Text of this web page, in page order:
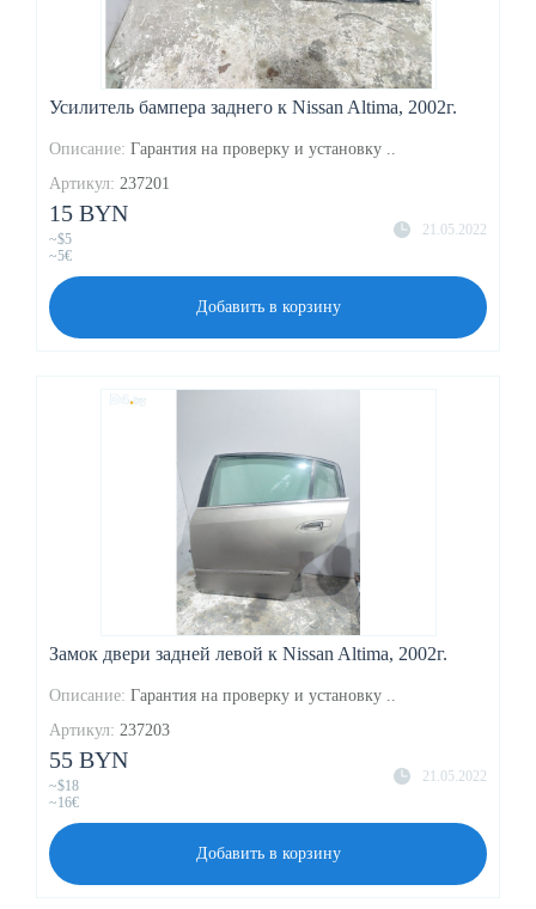
Усилитель бампера заднего к Nissan Altima, 2002г.
Описание: Гарантия на проверку и установку ..
Артикул: 237201
21.05.2022
15 BYN
~$5
~5€
Добавить в корзину
Замок двери задней левой к Nissan Altima, 2002г.
Описание: Гарантия на проверку и установку ..
Артикул: 237203
21.05.2022
55 BYN
~$18
~16€
Добавить в корзину